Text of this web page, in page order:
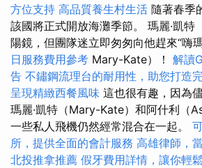
方位支持 高品質養生村生活 隨著春季
該國將正式開放海灘季節。 瑪麗·凱
陽鏡，但團隊迷立即匆匆向他趕來“嗨
日服務費用參考 Mary-Kate）！ 解讀
告 不鏽鋼流理台的耐用性，助您打造
呈現精緻西餐風味 這也很有趣，因為
瑪麗·凱特（Mary-Kate）和阿什利（
一些私人飛機仍然經常混合在一起。
所，提供全面的會計服務 高雄律師，
北投推拿推薦 假牙費用詳情，讓你輕